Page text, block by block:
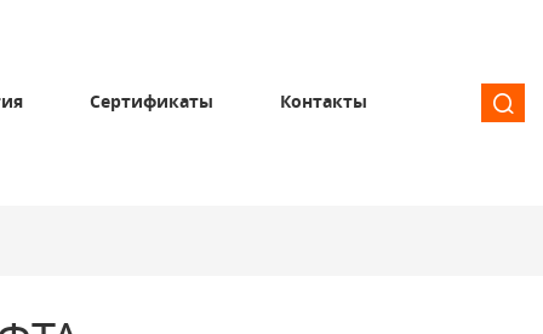
Сертификаты Контакты